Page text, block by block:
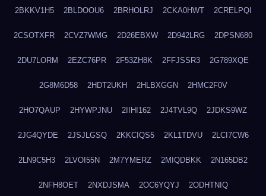
2BKKV1H5 2BLDOOU6 2BRHOLRJ 2CKA0HWT 2CRELPQI
2CSOTXFR 2CVZ7WMG 2D26EBXW 2D942LRG 2DPSN680
2DU7LORM 2EZC76PR 2F53ZH8K 2FFJSSR3 2G789XQE
2G8M6D58 2HDT2UKH 2HLBXGGN 2HMC2F0V
2HO7QAUP 2HYWPJNU 2IIHI162 2J4TVL9Q 2JDKS9WZ
2JG4QYDE 2JSJLGSQ 2KKCIQS5 2KL1TDVU 2LCI7CW6
2LN9C5H3 2LVOI55N 2M7YMERZ 2MIQDBKK 2N165DB2
2NFH8OET 2NXDJSMA 2OC6YQYJ 2ODHTNIQ